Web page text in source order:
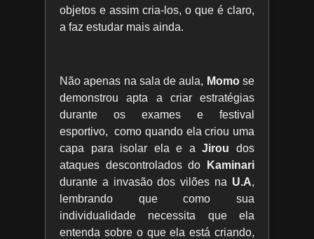
objetos e assim cria-los, o que é claro,
a faz estudar mais ainda.
Não apenas na sala de aula, Momose
demonstrou apta a criar estratégias
durante os exames e festival
esportivo, como quando ela criou uma
capa para isolar ela e aJirou dos
ataques descontrolados do
Kaminari
durante a invasão dos vilões na U.A,
lembrando que como sua
individualidade necessita que ela
entenda sobre o que ela está criando,